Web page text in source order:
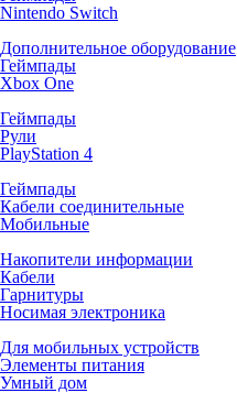
Nintendo Switch
Дополнительное оборудование
Геймпады
Xbox One
Геймпады
Рули
PlayStation 4
Геймпады
Кабели соединительные
Мобильные
Накопители информации
Кабели
Гарнитуры
Носимая электроника
Для мобильных устройств
Элементы питания
Умный дом